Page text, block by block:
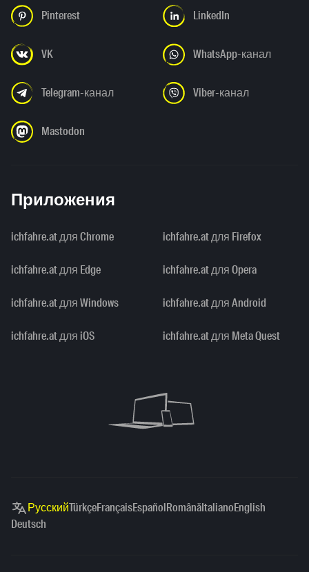
Pinterest LinkedIn
VK WhatsApp-канал
Telegram-канал Viber-канал
Mastodon
Приложения
ichfahre.at для Chrome ichfahre.at для Firefox
ichfahre.at для Edge ichfahre.at для Opera
ichfahre.at для Windows ichfahre.at для Android
ichfahre.at для iOS ichfahre.at для Meta Quest
РусскийTürkçeFrançaisEspañolRomânăItalianoEnglish
Deutsch